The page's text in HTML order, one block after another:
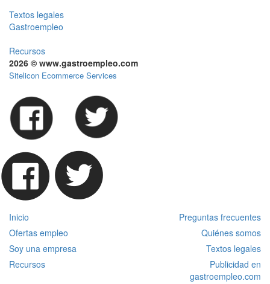
Textos legales
Gastroempleo
Recursos
2026 © www.gastroempleo.com
Sitelicon Ecommerce Services
Inicio
Preguntas frecuentes
Ofertas empleo
Quiénes somos
Soy una empresa
Textos legales
Recursos
Publicidad en
gastroempleo.com